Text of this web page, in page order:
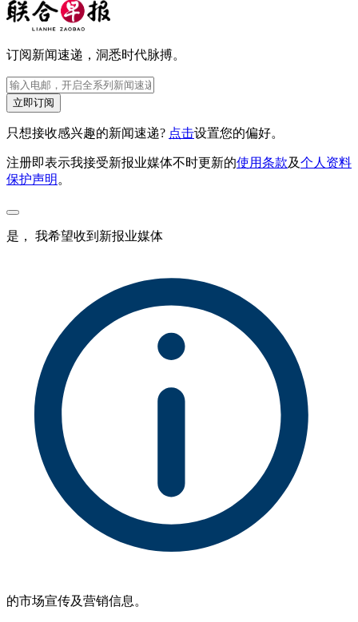
订阅新闻速递，洞悉时代脉搏。
立即订阅
只想接收感兴趣的新闻速递? 点击设置您的偏好。
注册即表示我接受新报业媒体不时更新的使用条款及个人资料
保护声明 。
是， 我希望收到新报业媒体
的市场宣传及营销信息。